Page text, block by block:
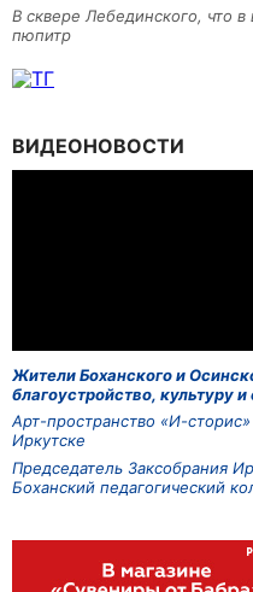
В сквере Лебединского, что
пюпитр
ВИДЕОНОВОСТИ
Жители Боханского и
благоустройство, культуру
Арт-пространство «И-
Иркутске
Председатель Заксобрания
Боханский педагогический